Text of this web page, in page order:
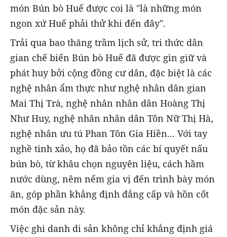
món Bún bò Huế được coi là "là những món
ngon xứ Huế phải thử khi đến đây".
Trải qua bao thăng trầm lịch sử, tri thức dân
gian chế biến Bún bò Huế đã được gìn giữ và
phát huy bởi cộng đồng cư dân, đặc biệt là các
nghệ nhân ẩm thực như nghệ nhân dân gian
Mai Thị Trà, nghệ nhân nhân dân Hoàng Thị
Như Huy, nghệ nhân nhân dân Tôn Nữ Thị Hà,
nghệ nhân ưu tú Phan Tôn Gia Hiền... Với tay
nghề tinh xảo, họ đã bảo tồn các bí quyết nấu
bún bò, từ khâu chọn nguyên liệu, cách hầm
nước dùng, nêm nếm gia vị đến trình bày món
ăn, góp phần khẳng định đẳng cấp và hồn cốt
món đặc sản này.
Việc ghi danh di sản không chỉ khẳng định giá